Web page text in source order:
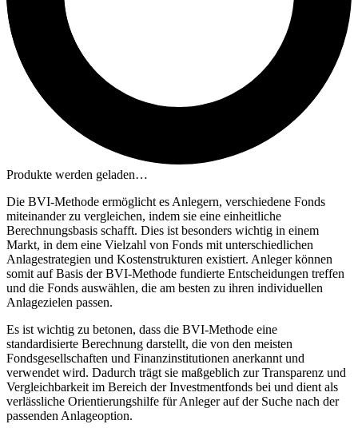
Produkte werden geladen…
Die BVI-Methode ermöglicht es Anlegern, verschiedene Fonds
miteinander zu vergleichen, indem sie eine einheitliche
Berechnungsbasis schafft. Dies ist besonders wichtig in einem
Markt, in dem eine Vielzahl von Fonds mit unterschiedlichen
Anlagestrategien und Kostenstrukturen existiert. Anleger können
somit auf Basis der BVI-Methode fundierte Entscheidungen treffen
und die Fonds auswählen, die am besten zu ihren individuellen
Anlagezielen passen.
Es ist wichtig zu betonen, dass die BVI-Methode eine
standardisierte Berechnung darstellt, die von den meisten
Fondsgesellschaften und Finanzinstitutionen anerkannt und
verwendet wird. Dadurch trägt sie maßgeblich zur Transparenz und
Vergleichbarkeit im Bereich der Investmentfonds bei und dient als
verlässliche Orientierungshilfe für Anleger auf der Suche nach der
passenden Anlageoption.